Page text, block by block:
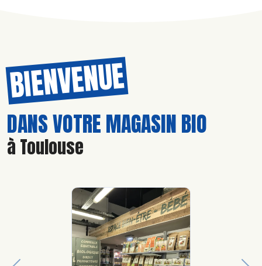
BIENVENUE
DANS VOTRE MAGASIN BIO
à Toulouse